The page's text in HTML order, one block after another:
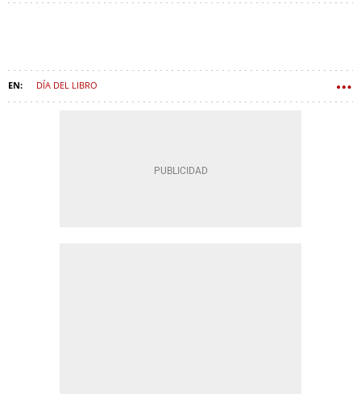
DÍA DEL LIBRO